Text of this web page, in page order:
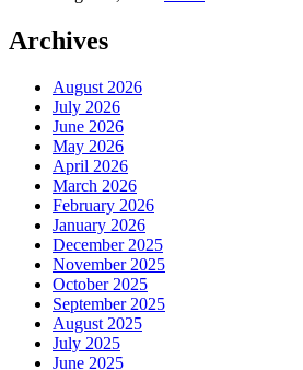
Archives
August 2026
July 2026
June 2026
May 2026
April 2026
March 2026
February 2026
January 2026
December 2025
November 2025
October 2025
September 2025
August 2025
July 2025
June 2025